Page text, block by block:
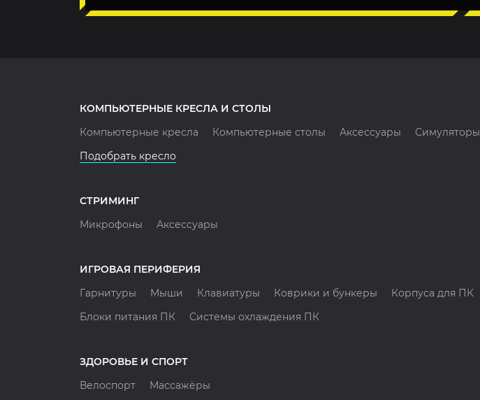
КОМПЬЮТЕРНЫЕ КРЕСЛА И СТОЛЫ
Компьютерные кресла
Компьютерные столы Аксессуары
Симуляторы
Подобрать кресло
СТРИМИНГ
Микрофоны
Аксессуары
ИГРОВАЯ ПЕРИФЕРИЯ
Гарнитуры
Мыши Клавиатуры Коврики и бункеры
Корпуса для ПК
Блоки питания ПК
Системы охлаждения ПК
ЗДОРОВЬЕ И СПОРТ
Велоспорт
Массажёры